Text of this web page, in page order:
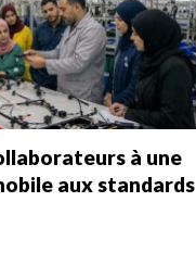
à une
aux standards